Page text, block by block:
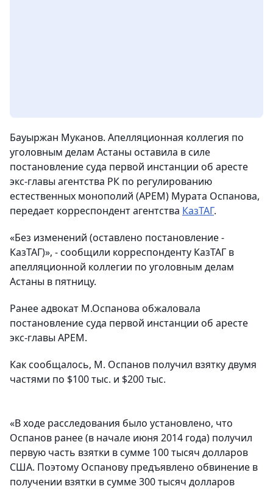
Бауыржан Муканов. Апелляционная коллегия по
уголовным делам Астаны оставила в силе
постановление суда первой инстанции об аресте
экс-главы агентства РК по регулированию
естественных монополий (АРЕМ) Мурата Оспанова,
передает корреспондент агентства КазТАГ.
«Без изменений (оставлено постановление -
КазТАГ)», - сообщили корреспонденту КазТАГ в
апелляционной коллегии по уголовным делам
Астаны в пятницу.
Ранее адвокат М.Оспанова обжаловала
постановление суда первой инстанции об аресте
экс-главы АРЕМ.
Как сообщалось, М. Оспанов получил взятку двумя
частями по $100 тыс. и $200 тыс.
«В ходе расследования было установлено, что
Оспанов ранее (в начале июня 2014 года) получил
первую часть взятки в сумме 100 тысяч долларов
США. Поэтому Оспанову предъявлено обвинение в
получении взятки в сумме 300 тысяч долларов